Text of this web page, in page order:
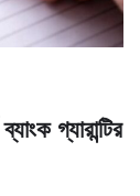
গ্যারান্টির